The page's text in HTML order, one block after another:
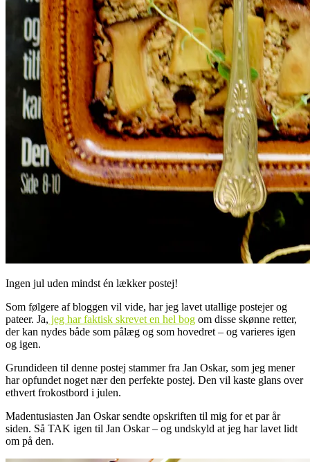
Ingen jul uden mindst én lækker postej!
Som følgere af bloggen vil vide, har jeg lavet utallige postejer og
pateer. Ja, jeg har faktisk skrevet en hel bog om disse skønne retter,
der kan nydes både som pålæg og som hovedret – og varieres igen
og igen.
Grundideen til denne postej stammer fra Jan Oskar, som jeg mener
har opfundet noget nær den perfekte postej. Den vil kaste glans over
ethvert frokostbord i julen.
Madentusiasten Jan Oskar sendte opskriften til mig for et par år
siden. Så TAK igen til Jan Oskar – og undskyld at jeg har lavet lidt
om på den.